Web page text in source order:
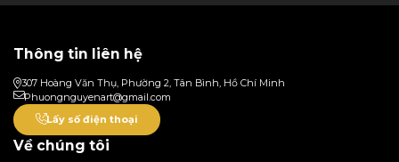
Thông tin liên hệ
307 Hoàng Văn Thụ, Phường 2, Tân Bình, Hồ Chí Minh
Phuongnguyenart@gmail.com
Lấy số điện thoại
Về chúng tôi